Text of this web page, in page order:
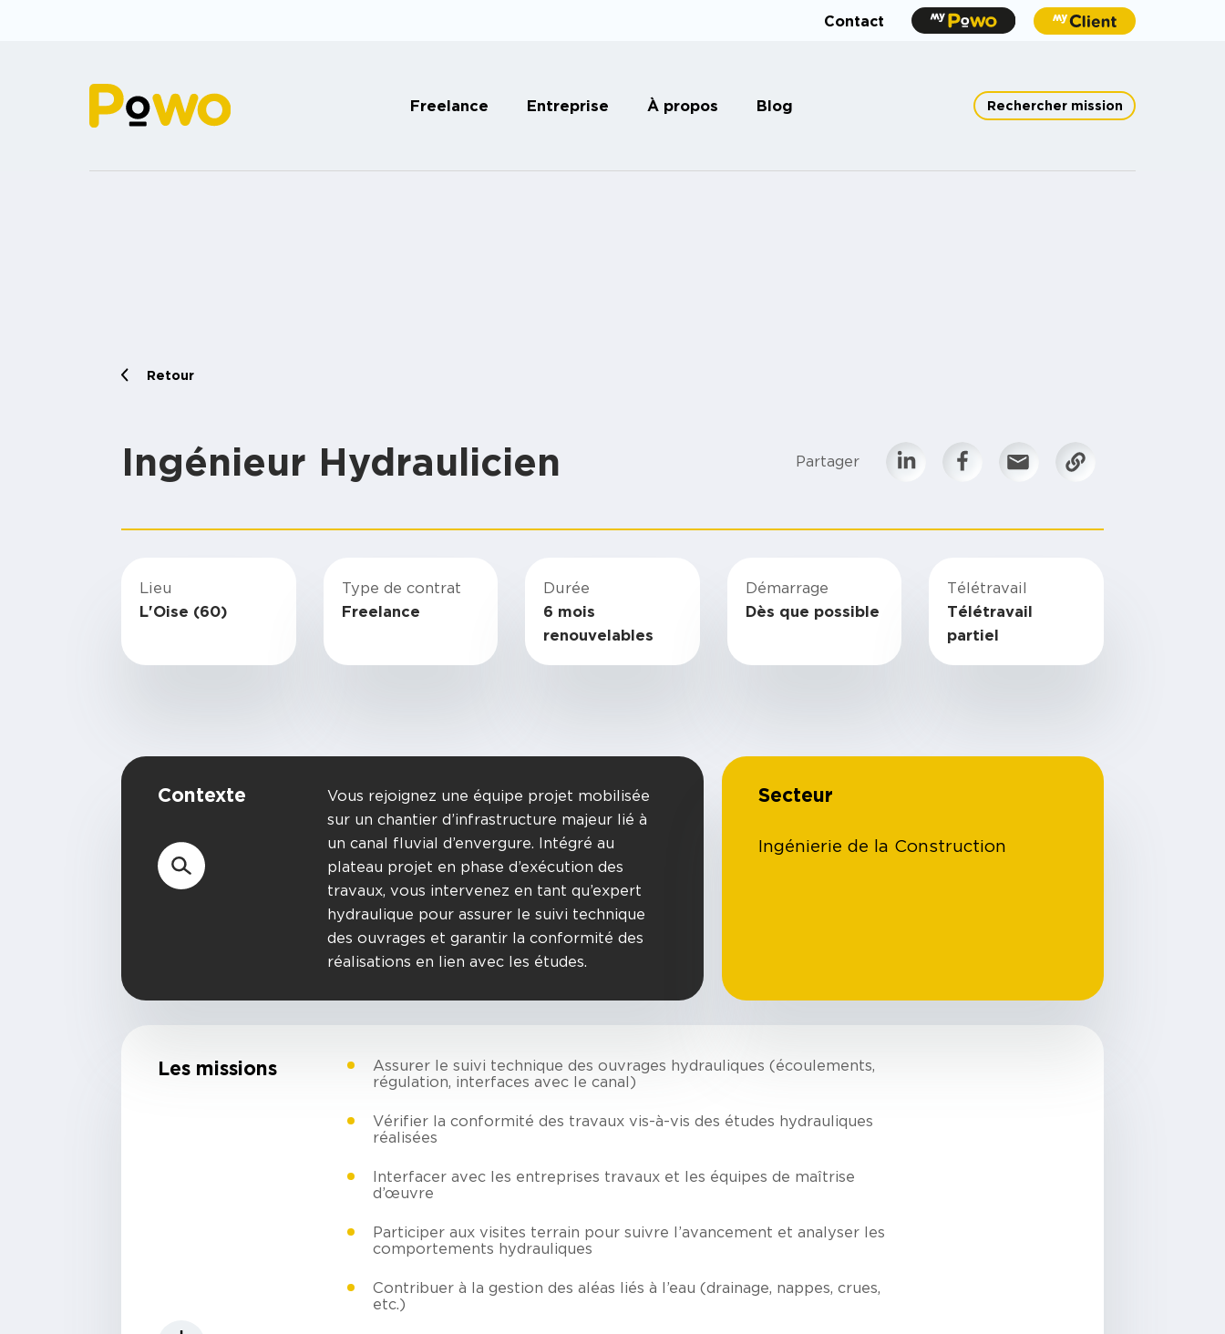
Contact
Freelance Entreprise À propos Blog Rechercher mission
Retour
Ingénieur Hydraulicien Partager
Lieu
L'Oise (60)
Type de contrat
Freelance
Durée
6 mois
renouvelables
Démarrage
Dès que possible
Télétravail
Télétravail
partiel
Contexte
Vous rejoignez une équipe projet mobilisée
sur un chantier d’infrastructure majeur lié à
un canal fluvial d’envergure. Intégré au
plateau projet en phase d’exécution des
travaux, vous intervenez en tant qu’expert
hydraulique pour assurer le suivi technique
des ouvrages et garantir la conformité des
réalisations en lien avec les études.
Secteur
Ingénierie de la Construction
Les missions
Assurer le suivi technique des ouvrages hydrauliques (écoulements,
régulation, interfaces avec le canal)
Vérifier la conformité des travaux vis-à-vis des études hydrauliques
réalisées
Interfacer avec les entreprises travaux et les équipes de maîtrise
d’œuvre
Participer aux visites terrain pour suivre l’avancement et analyser les
comportements hydrauliques
Contribuer à la gestion des aléas liés à l’eau (drainage, nappes, crues,
etc.)